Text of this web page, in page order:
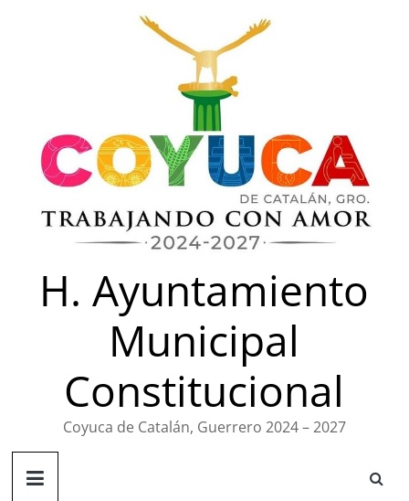
H. Ayuntamiento
Municipal
Constitucional
Coyuca de Catalán, Guerrero 2024 – 2027